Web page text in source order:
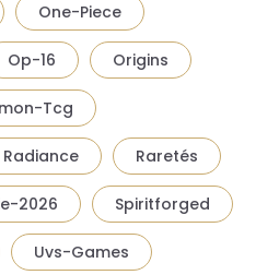
One-Piece
Op-16 Origins
Tcg
Radiance Raretés
2026 Spiritforged
Uvs-Games